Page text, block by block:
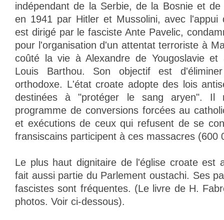
indépendant de la Serbie, de la Bosnie et
en 1941 par Hitler et Mussolini, avec l'appui
est dirigé par le fasciste Ante Pavelic,
pour l'organisation d'un attentat terroriste à
coûté la vie à Alexandre de Yougoslavie et
Louis Barthou. Son objectif est
orthodoxe. L'état croate adopte des lois
destinées à "protéger le sang aryen". Il
programme de conversions forcées au
et exécutions de ceux qui refusent de se
fransiscains participent à ces massacres (600
Le plus haut dignitaire de l'église croate est
fait aussi partie du Parlement oustachi. Ses
fascistes sont fréquentes. (Le livre de H.
photos. Voir ci-dessous).